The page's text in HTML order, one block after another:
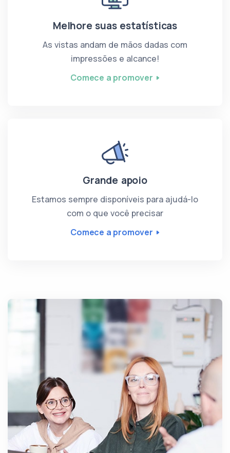
Melhore suas estatísticas
As vistas andam de mãos dadas com
impressões e alcance!
Comece a promover
Grande apoio
Estamos sempre disponíveis para ajudá-lo
com o que você precisar
Comece a promover